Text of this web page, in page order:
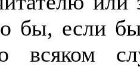
бы, если бы
всяком